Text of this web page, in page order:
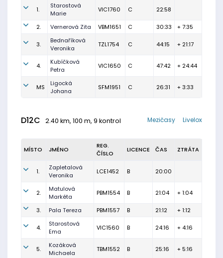
1.
Starostová
Marie
VIC1760 C 22:58
2. Vernerová Zita VBM1651 C 30:33 + 7:35
3.
Bednaříková
Veronika
TZL1754 C 44:15 + 21:17
4.
Kubíčková
Petra
VIC1650 C 47:42 + 24:44
MS
Ligocká
Johana
SFM1951 C 26:31 + 3:33
D12C 2.40 km, 100 m, 9 kontrol Livelox
Mezičasy
MÍSTO JMÉNO
REG.
ČÍSLO
LICENCE ČAS ZTRÁTA
1.
Zapletalová
Veronika
LCE1452 B 20:00
2.
Matulová
Markéta
PBM1554 B 21:04 + 1:04
3. Pala Tereza PBM1557 B 21:12 + 1:12
4.
Starostová
Ema
VIC1560 B 24:16 + 4:16
5.
Kozáková
Michaela
TBM1552 B 25:16 + 5:16